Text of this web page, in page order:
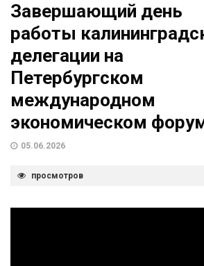
Завершающий день
работы
делегации на
Петербургском
международном
экономическом
05.06.2026
просмотров